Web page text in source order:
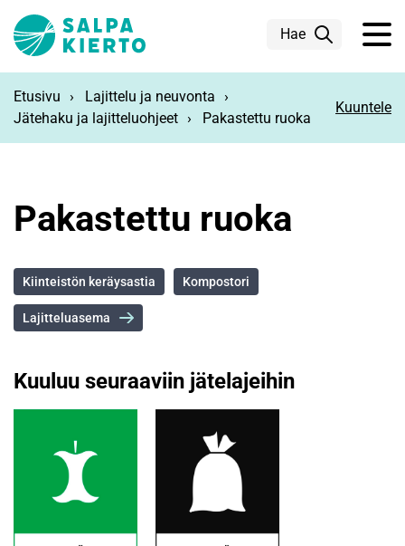
Hae
Etusivu
Lajittelu ja neuvonta
Jätehaku ja lajitteluohjeet
Pakastettu ruoka
Kuuntele
Pakastettu ruoka
Kiinteistön keräysastia Kompostori
Lajitteluasema
Kuuluu seuraaviin jätelajeihin